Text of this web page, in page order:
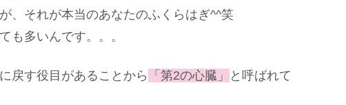
、それが本当のあなたのふくらはぎ^^笑
も多いんです。。。
戻す役目があることから 「第2の心臓」
と呼ばれて